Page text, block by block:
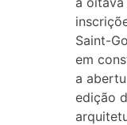
Saint-
em
a
edição